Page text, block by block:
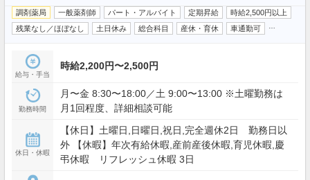
調剤薬局 一般薬剤師 パート・アルバイト 定期昇給
時給2,500円以上
残業なし／ほぼなし
土日休み 総合科目 産休・育休 車通勤可
給与・手当
時給2,200円〜2,500円
勤務時間
月〜金 8:30〜18:00／土 9:00〜13:00 ※土曜勤務は
月1回程度、詳細相談可能
休日・休暇
【休日】土曜日,日曜日,祝日,完全週休2日 勤務日以
外 【休暇】年次有給休暇,産前産後休暇,育児休暇,慶
弔休暇 リフレッシュ休暇 3日